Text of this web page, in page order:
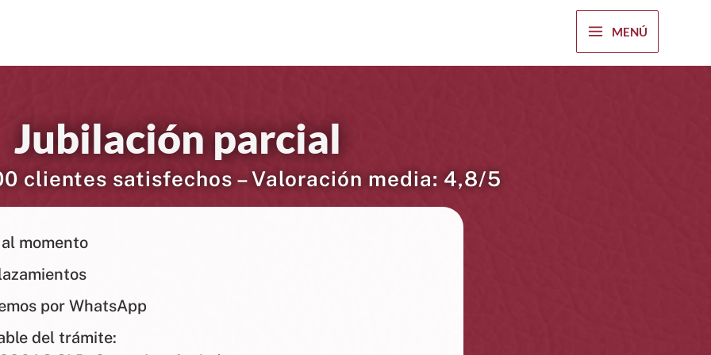
MENÚ
Jubilación parcial
clientes satisfechos – Valoración media: 4,8/5
momento
por WhatsApp
del trámite: